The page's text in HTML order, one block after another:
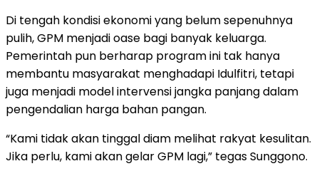
Di tengah kondisi ekonomi yang belum sepenuhnya
pulih, GPM menjadi oase bagi banyak keluarga.
Pemerintah pun berharap program ini tak hanya
membantu masyarakat menghadapi Idulfitri, tetapi
juga menjadi model intervensi jangka panjang dalam
pengendalian harga bahan pangan.
“Kami tidak akan tinggal diam melihat rakyat kesulitan.
Jika perlu, kami akan gelar GPM lagi,” tegas Sunggono.